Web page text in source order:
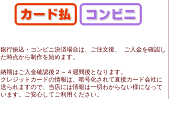
銀行振込・コンビニ決済場合は、ご注文後、 ご入金を確認し
た時点から制作を始めます。
納期はご入金確認後２～４週間後となります。
クレジットカードの情報は、暗号化されて直接カード会社に
送られますので、当店には情報は一切わからない様になって
います。ご安心してご利用ください。